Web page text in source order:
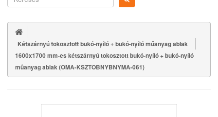
Kétszárnyú tokosztott bukó-nyíló + bukó-nyíló műanyag ablak
1600x1700 mm-es kétszárnyú tokosztott bukó-nyíló + bukó-nyíló
mûanyag ablak (OMA-KSZTOBNYBNYMA-061)